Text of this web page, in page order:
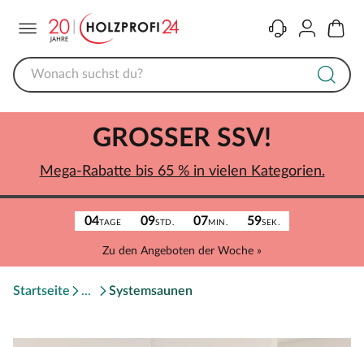
KontaktKonto
04TAGE 09STD. 07MIN. 59SEK.
Zu den Angeboten der Woche »
GROSSER SSV!
Mega-Rabatte bis 65 % in vielen Kategorien.
Startseite Systemsaunen